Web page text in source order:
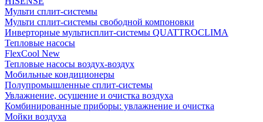
Мульти сплит-системы
Мульти сплит-системы свободной компоновки
Инверторные мультисплит-системы QUATTROCLIMA
Тепловые насосы
FlexCool New
Тепловые насосы воздух-воздух
Мобильные кондиционеры
Полупромышленные сплит-системы
Увлажнение, осушение и очистка воздуха
Комбинированные приборы: увлажнение и очистка
Мойки воздуха